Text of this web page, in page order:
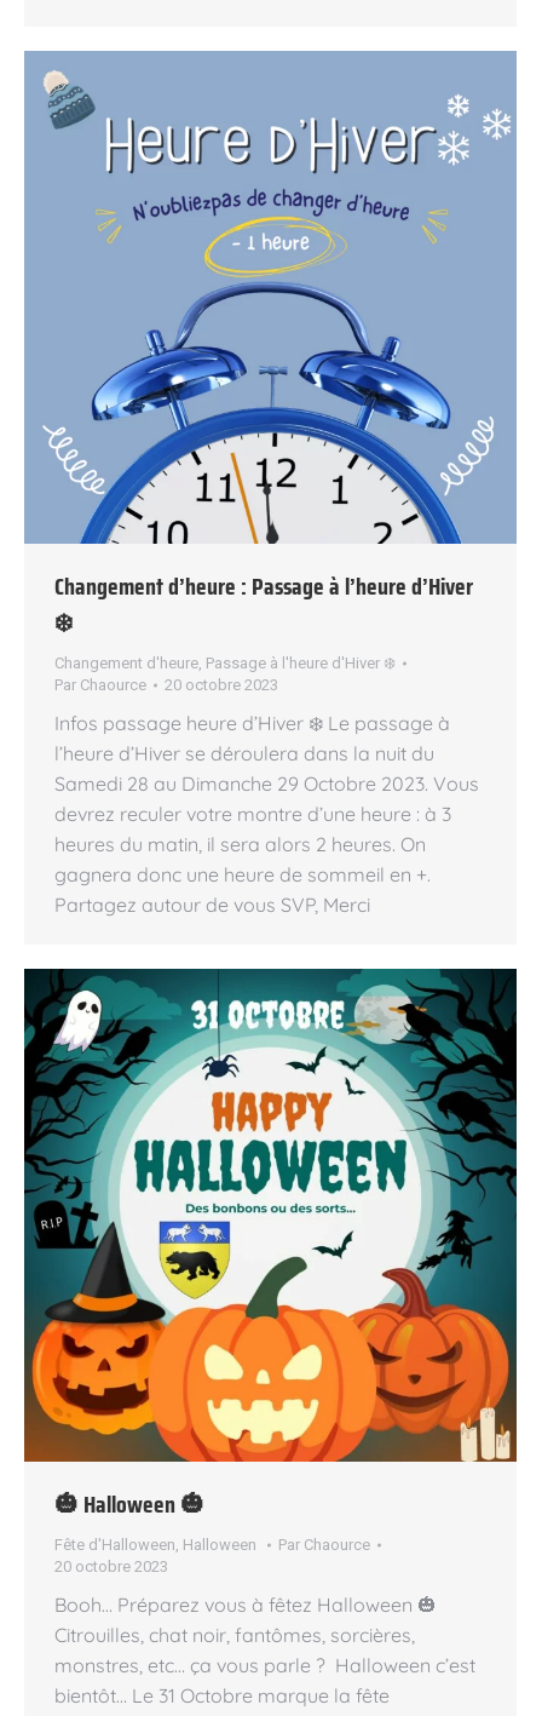
Changement d’heure : Passage à l’heure d’Hiver
❄️
Changement d'heure, Passage à l'heure d'Hiver ❄️
Par Chaource 20 octobre 2023
Infos passage heure d’Hiver ❄️ Le passage à
l’heure d’Hiver se déroulera dans la nuit du
Samedi 28 au Dimanche 29 Octobre 2023. Vous
devrez reculer votre montre d’une heure : à 3
heures du matin, il sera alors 2 heures. On
gagnera donc une heure de sommeil en +.
Partagez autour de vous SVP, Merci
🎃 Halloween 🎃
Fête d'Halloween, Halloween Par Chaource
20 octobre 2023
Booh… Préparez vous à fêtez Halloween 🎃
Citrouilles, chat noir, fantômes, sorcières,
monstres, etc… ça vous parle ? Halloween c’est
bientôt… Le 31 Octobre marque la fête